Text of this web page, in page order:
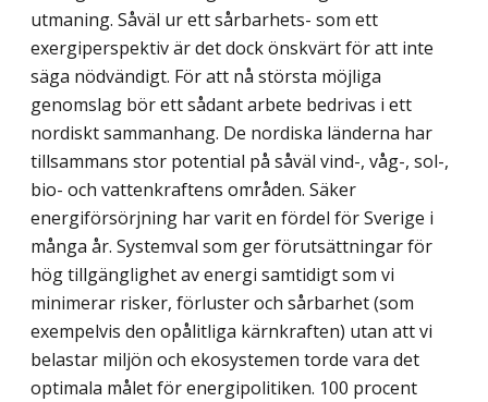
utmaning. Såväl ur ett sårbarhets- som ett
exergiperspektiv är det dock önskvärt för att inte
säga nödvändigt. För att nå största möjliga
genomslag bör ett sådant arbete bedrivas i ett
nordiskt sammanhang. De nordiska länderna har
tillsammans stor potential på såväl vind-, våg-, sol-,
bio- och vattenkraftens områden. Säker
energiförsörjning har varit en fördel för Sverige i
många år. Systemval som ger förutsättningar för
hög tillgänglighet av energi samtidigt som vi
minimerar risker, förluster och sårbarhet (som
exempelvis den opålitliga kärnkraften) utan att vi
belastar miljön och ekosystemen torde vara det
optimala målet för energipolitiken. 100 procent